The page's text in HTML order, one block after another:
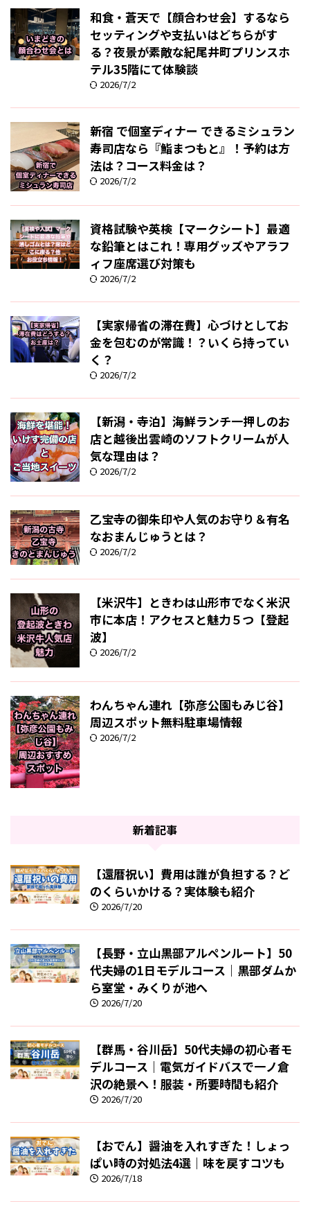
和食・蒼天で【顔合わせ会】するなら
セッティングや支払いはどちらがす
る？夜景が素敵な紀尾井町プリンスホ
テル35階にて体験談
2026/7/2
新宿 で個室ディナー できるミシュラン
寿司店なら『鮨まつもと』！予約は方
法は？コース料金は？
2026/7/2
資格試験や英検【マークシート】最適
な鉛筆とはこれ！専用グッズやアラフ
ィフ座席選び対策も
2026/7/2
【実家帰省の滞在費】心づけとしてお
金を包むのが常識！？いくら持ってい
く？
2026/7/2
【新潟・寺泊】海鮮ランチ一押しのお
店と越後出雲崎のソフトクリームが人
気な理由は？
2026/7/2
乙宝寺の御朱印や人気のお守り＆有名
なおまんじゅうとは？
2026/7/2
【米沢牛】ときわは山形市でなく米沢
市に本店！アクセスと魅力５つ【登起
波】
2026/7/2
わんちゃん連れ【弥彦公園もみじ谷】
周辺スポット無料駐車場情報
2026/7/2
新着記事
【還暦祝い】費用は誰が負担する？ど
のくらいかける？実体験も紹介
2026/7/20
【長野・立山黒部アルペンルート】50
代夫婦の1日モデルコース｜黒部ダムか
ら室堂・みくりが池へ
2026/7/20
【群馬・谷川岳】50代夫婦の初心者モ
デルコース｜電気ガイドバスで一ノ倉
沢の絶景へ！服装・所要時間も紹介
2026/7/20
【おでん】醤油を入れすぎた！しょっ
ぱい時の対処法4選｜味を戻すコツも
2026/7/18